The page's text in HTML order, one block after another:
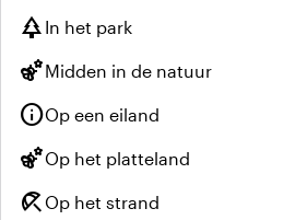
park In het park
emoji_natureMidden in de natuur
infoOp een eiland
emoji_natureOp het platteland
beach_access Op het strand